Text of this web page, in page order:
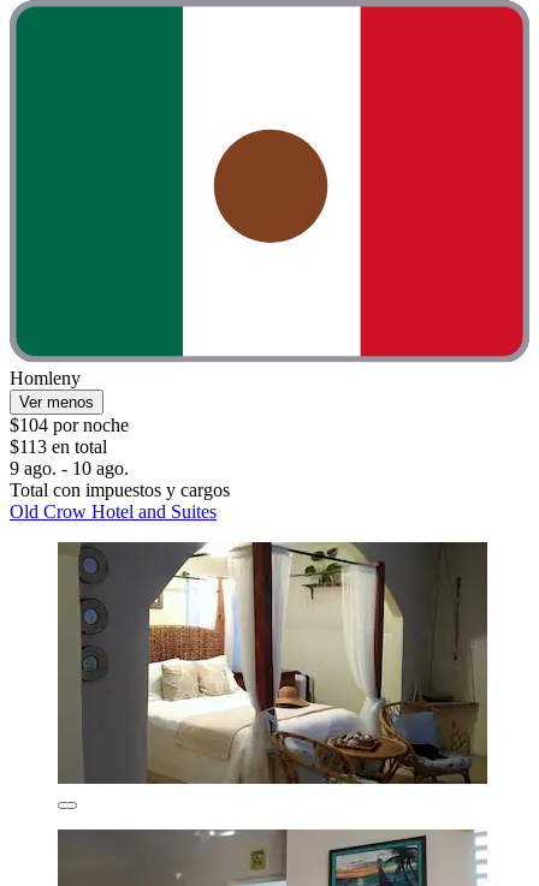
Homleny
Ver menos
$104 por noche
$113 en total
9 ago. - 10 ago.
Total con impuestos y cargos
Old Crow Hotel and Suites